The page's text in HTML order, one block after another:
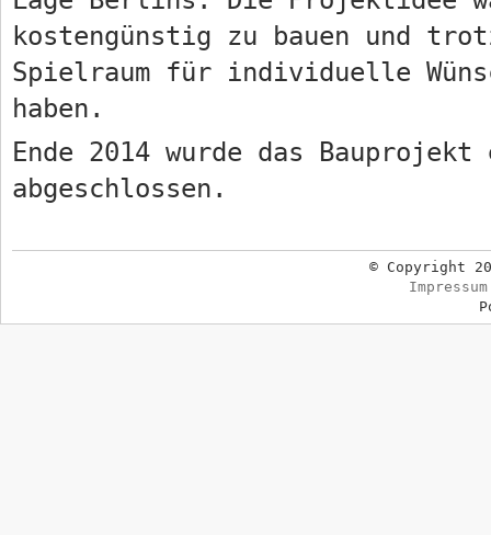
kostengünstig zu bauen und
Spielraum für individuelle
haben.
Ende 2014 wurde das
abgeschlossen.
© Copyright
Impressum